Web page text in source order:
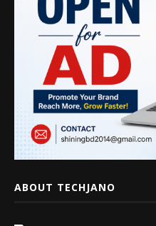
ABOUT TECHJANO